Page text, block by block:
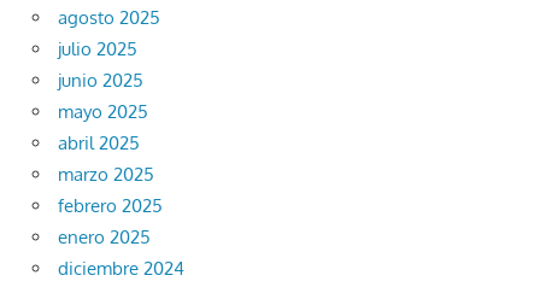
agosto 2025
julio 2025
junio 2025
mayo 2025
abril 2025
marzo 2025
febrero 2025
enero 2025
diciembre 2024